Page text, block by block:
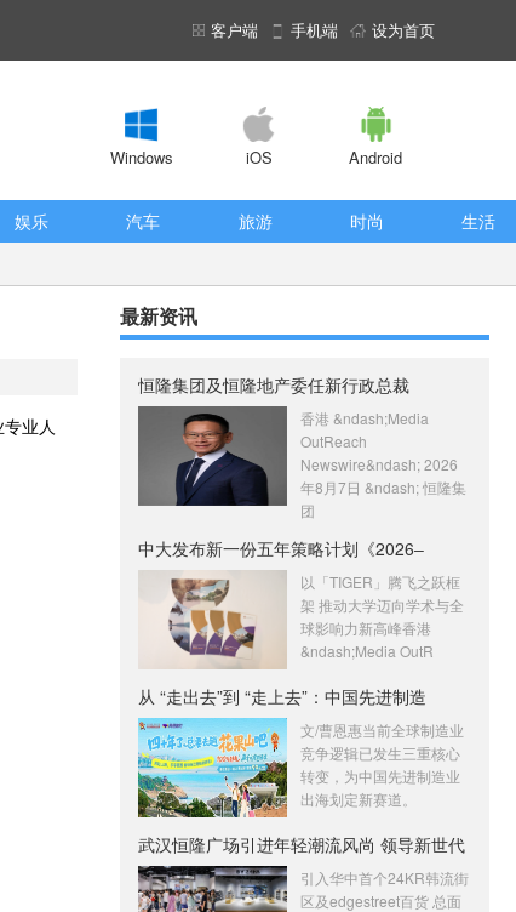
设为首页
手机端
客户端
Windows iOS Android
娱乐 汽车 旅游 时尚
生活
业人
最新资讯
恒隆集团及恒隆地产委任新行政总裁
香港 &ndash;Media
OutReach
Newswire&ndash; 2026
年8月7日 &ndash; 恒隆集
团
中大发布新一份五年策略计划《2026‒
2030：
以「TIGER」腾飞之跃框
架 推动大学迈向学术与全
球影响力新高峰香港
&ndash;Media OutR
从 “走出去”到 “走上去”：中国先进制造
文/曹恩惠当前全球制造业
竞争逻辑已发生三重核心
转变，为中国先进制造业
出海划定新赛道。
武汉恒隆广场引进年轻潮流风尚 领导新世代
引入华中首个24KR韩流街
区及edgestreet百货 总面